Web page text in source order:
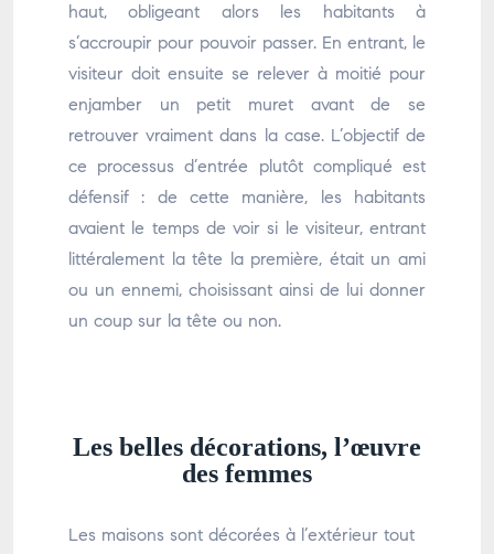
haut, obligeant alors les habitants à
s’accroupir pour pouvoir passer. En entrant, le
visiteur doit ensuite se relever à moitié pour
enjamber un petit muret avant de se
retrouver vraiment dans la case. L’objectif de
ce processus d’entrée plutôt compliqué est
défensif : de cette manière, les habitants
avaient le temps de voir si le visiteur, entrant
littéralement la tête la première, était un ami
ou un ennemi, choisissant ainsi de lui donner
un coup sur la tête ou non.
Les belles décorations, l’œuvre
des femmes
Les maisons sont décorées à l’extérieur tout